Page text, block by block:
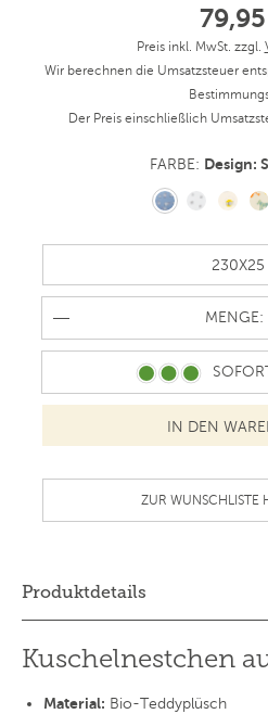
Preis inkl. MwSt. zzgl.
Wir berechnen die Umsatzsteuer
Der Preis einschließlich
FARBE: Design:
MENGE:
ZUR WUNSCHLISTE
Produktdetails
Kuschelnestchen
Material: Bio-Teddyplüsch